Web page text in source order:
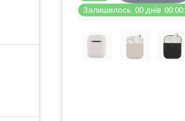
Залишилось 00 днів 00 00